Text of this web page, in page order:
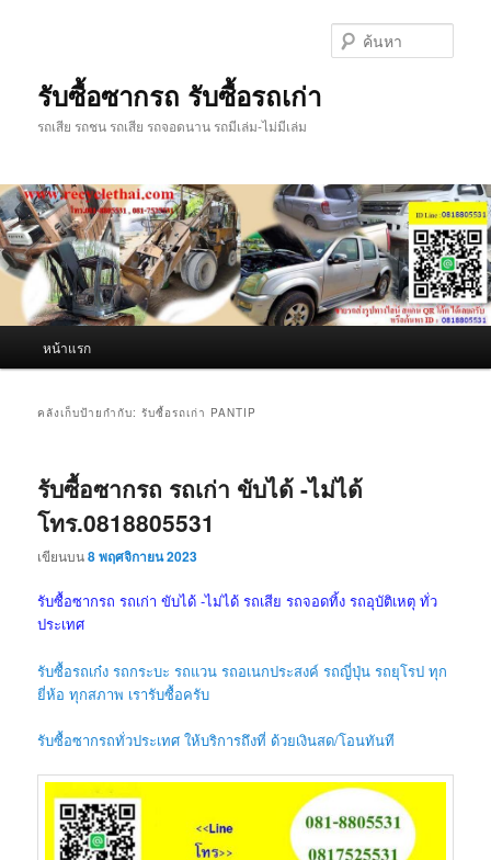
รับซื้อซากรถ รับซื้อรถเก่า
รถเสีย รถชน รถเสีย รถจอดนาน รถมีเล่ม-ไม่มีเล่ม
หน้าแรก
คลังเก็บป้ายกำกับ:รับซื้อรถเก่า PANTIP
รับซื้อซากรถ รถเก่า ขับได้ -ไม่ได้
โทร.0818805531
เขียนบน8 พฤศจิกายน 2023
รับซื้อซากรถ รถเก่า ขับได้ -ไม่ได้ รถเสีย รถจอดทิ้ง รถอุบัติเหตุ ทั่ว
ประเทศ
รับซื้อรถเก๋ง รถกระบะ รถแวน รถอเนกประสงค์ รถญี่ปุ่น รถยุโรป ทุก
ยี่ห้อ ทุกสภาพ เรารับซื้อครับ
รับซื้อซากรถทั่วประเทศ ให้บริการถึงที่ ด้วยเงินสด/โอนทันที